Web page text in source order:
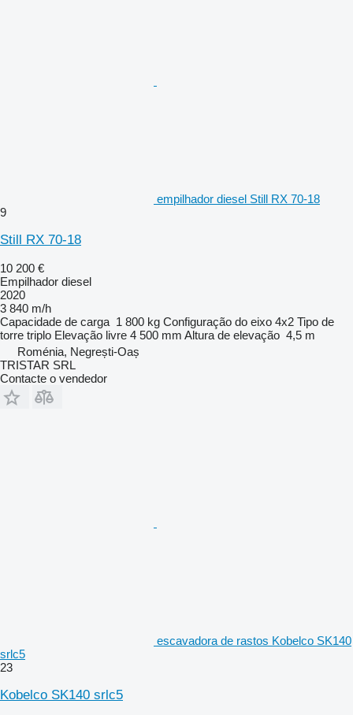
empilhador diesel Still RX 70-18
9
Still RX 70-18
10 200 €
Empilhador diesel
2020
3 840 m/h
Capacidade de carga 1 800 kg Configuração do eixo 4x2 Tipo de
torre triplo Elevação livre 4 500 mm Altura de elevação 4,5 m
Roménia, Negrești-Oaș
TRISTAR SRL
Contacte o vendedor
escavadora de rastos Kobelco SK140
srlc5
23
Kobelco SK140 srlc5